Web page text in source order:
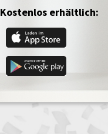
Kostenlos erhältlich: